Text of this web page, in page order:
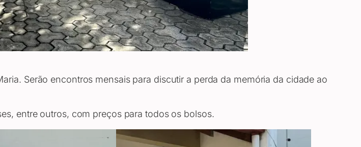
Serão encontros mensais para discutir a perda da memória da cidade ao
entre outros, com preços para todos os bolsos.